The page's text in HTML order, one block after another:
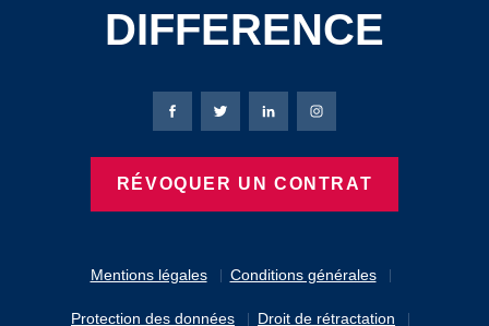
DIFFERENCE
Mentions légales Conditions générales
Protection des données Droit de rétractation
Page Facebook de Bierbaum-Proenen
Page X de Bierbaum-Proenen
Page LinkedIn de
Page Instagram de
RÉVOQUER UN CONTRAT